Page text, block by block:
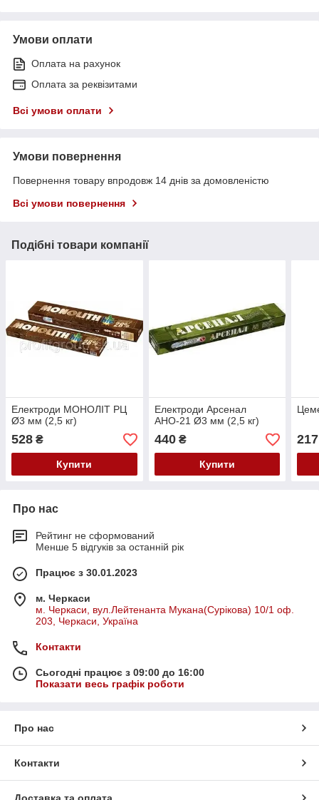
Умови оплати
Оплата на рахунок
Оплата за реквізитами
Всі умови оплати
Умови повернення
Повернення товару впродовж 14 днів за домовленістю
Всі умови повернення
Подібні товари компанії
Електроди МОНОЛІТ РЦ
Ø3 мм (2,5 кг)
528 ₴
Купити
Електроди Арсенал
АНО-21 Ø3 мм (2,5 кг)
440₴
Купити
217
Про нас
Рейтинг не сформований
Менше 5 відгуків за останній рік
Працює з 30.01.2023
м. Черкаси
м. Черкаси, вул.Лейтенанта Мукана(Сурікова) 10/1 оф.
203, Черкаси, Україна
Контакти
Сьогодні працює з 09:00 до 16:00
Показати весь графік роботи
Про нас
Контакти